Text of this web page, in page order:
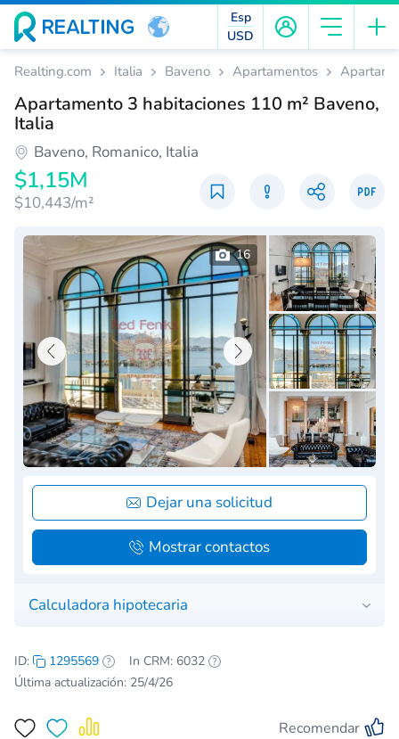
Esp
USD
Realting.com Italia Baveno Apartamentos
Apartamento 3 habitaciones 110 m² Baveno,
Italia
Baveno, Romanico, Italia
$1,15M
$10,443/m²
Calculadora hipotecaria
16
Dejar una solicitud
Mostrar contactos
ID: 1295569
In CRM: 6032
Última actualización: 25/4/26
Recomendar